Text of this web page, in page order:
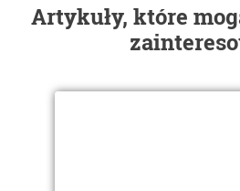
Artykuły, które